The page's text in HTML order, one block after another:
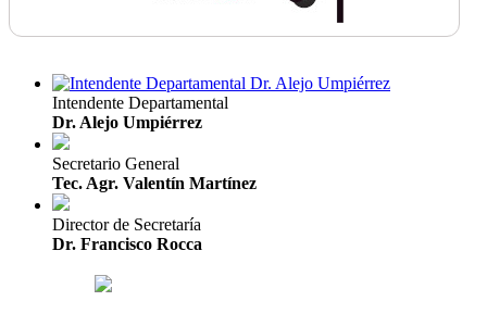
Intendente Departamental
Dr. Alejo Umpiérrez
Secretario General
Tec. Agr. Valentín Martínez
Director de Secretaría
Dr. Francisco Rocca